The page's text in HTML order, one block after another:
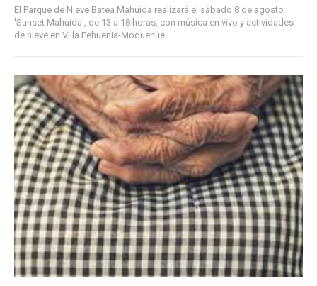
El Parque de Nieve Batea Mahuida realizará el sábado 8 de agosto
'Sunset Mahuida', de 13 a 18 horas, con música en vivo y actividades
de nieve en Villa Pehuenia-Moquehue.